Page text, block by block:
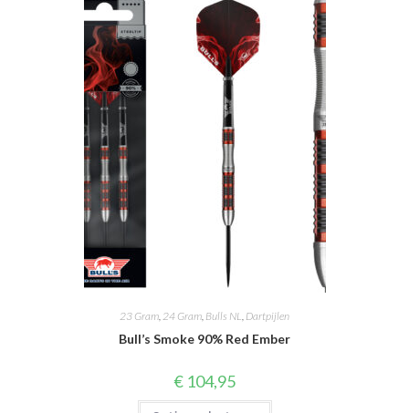
23 Gram 24 Gram Bulls NL Dartpijlen
Bull’s Smoke 90% Red Ember
€ 104,95
Dit